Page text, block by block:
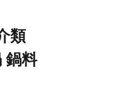
類
鍋料